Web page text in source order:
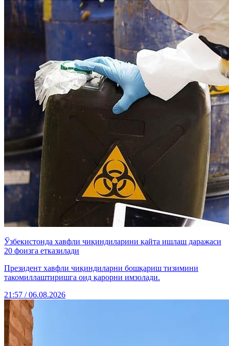
Ўзбекистонда хавфли чиқиндиларини қайта ишлаш даражаси
20 фоизга етказилади
Президент хавфли чиқиндиларни бошқариш тизимини
такомиллаштиришга оид қарорни имзолади.
21:57 / 06.08.2026